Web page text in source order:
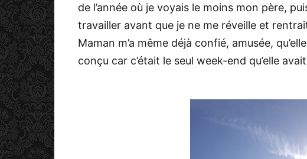
de l’année où je voyais le moins mon père,
travailler avant que je ne me réveille et
Maman m’a même déjà confié, amusée,
conçu car c’était le seul week-end qu’elle